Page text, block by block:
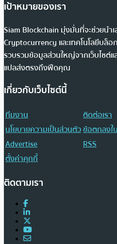
เป้าหมายของเรา
Siam Blockchain มุ่งมั่นที่จะช่วยนำ
Cryptocurrency และเทคโนโลยีบล็อ
รวบรวมข้อมูลส่วนใหญ่จากเว็บไซต์แ
แปลส่งตรงถึงฟีดคุณ
เกี่ยวกับเว็บไซต์นี้
ทีมงาน
ติดต่อเรา
นโยบายความเป็นส่วนตัวข้อตกลงใ
Advertise
RSS
ตั้งค่าคุกกี้
ติดตามเรา